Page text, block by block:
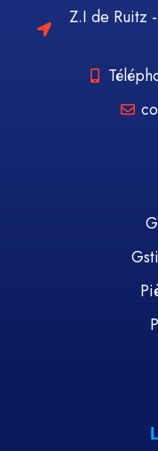
Z.I de Ruitz